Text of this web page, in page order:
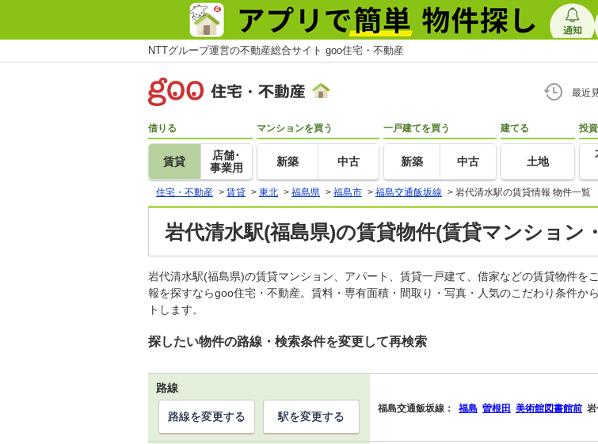
NTTグループ運営の不動産総合サイト goo住宅・不動産
最近
借りる
賃貸
店舗･
事業用
マンションを買う
新築 中古
一戸建てを買う
新築 中古
建てる
土地
投
住宅・不動産 > 賃貸 > 東北 > 福島県 > 福島市 > 福島交通飯坂線 > 岩代清水駅の賃貸情報 物件一覧
岩代清水駅(福島県)の賃貸物件(賃貸マンション
岩代清水駅(福島県)の賃貸マンション、アパート、賃貸一戸建て、借家などの賃貸物件
報を探すならgoo住宅・不動産。賃料・専有面積・間取り・写真・人気のこだわり条件か
トします。
探したい物件の路線・検索条件を変更して再検索
路線
福島交通飯坂線： 福島 曽根田 美術館図書館前
路線を変更する 駅を変更する